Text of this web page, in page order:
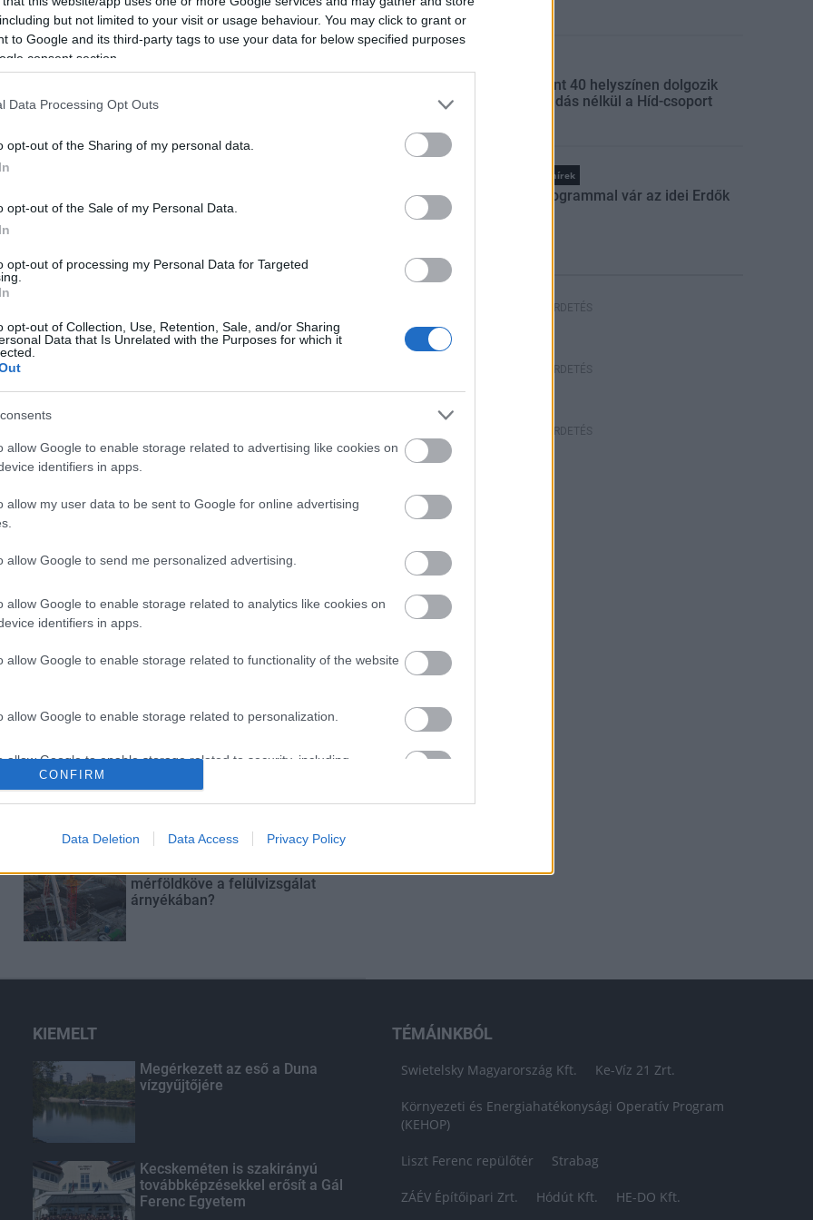
but not limited to your visit or usage behaviour. You may click to grant or
to Google and its third-party tags to use your data for below specified purposes
consent section.
Data Processing Opt Outs
opt-out of the Sharing of my personal data.
opt-out of the Sale of my Personal Data.
opt-out of processing my Personal Data for Targeted
opt-out of Collection, Use, Retention, Sale, and/or Sharing
Data that Is Unrelated with the Purposes for which it
allow Google to enable storage related to advertising like cookies on
identifiers in apps.
allow my user data to be sent to Google for online advertising
allow Google to send me personalized advertising.
allow Google to enable storage related to analytics like cookies on
identifiers in apps.
allow Google to enable storage related to functionality of the website
allow Google to enable storage related to personalization.
allow Google to enable storage related to security, including
functionality and fraud prevention, and other user protection.
CONFIRM
Data Deletion Data Access Privacy Policy
talán még
tartható az
Az atomerőmű egyetlen
Új gyalogosátkelők és jelzőlámpás
Másfélszeresére bővítik
be a Flórián téri felüljárón
mérföldköve a felülvizsgálat
árnyékában?
Több mint 40 helyszínen dolgozik
fennakadás nélkül a Híd-csoport
Országos hírek
Száz programmal vár az idei Erdők
HIRDETÉS
HIRDETÉS
HIRDETÉS
KIEMELT
Megérkezett az eső a Duna
vízgyűjtőjére
Kecskeméten is szakirányú
továbbképzésekkel erősít a Gál
Ferenc Egyetem
TÉMÁINKBÓL
Swietelsky Magyarország Kft. Ke-Víz 21 Zrt.
Környezeti és Energiahatékonysági Operatív Program
(KEHOP)
Liszt Ferenc repülőtér Strabag
ZÁÉV Építőipari Zrt. Hódút Kft. HE-DO Kft.